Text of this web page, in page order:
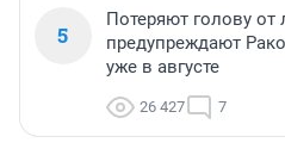
5
Потеряют голову
предупреждают
уже в августе
26 427 7